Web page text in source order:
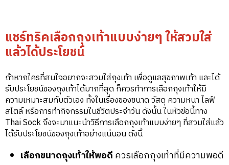
แชร์ทริคเลือกถุงเท้าแบบง่ายๆ ให้สวมใส่
แล้วได้ประโยชน์
ถ้าหากใครที่สนใจอยากจะสวมใส่ถุงเท้า เพื่อดูแลสุขภาพเท้า และได้
รับประโยชน์ของถุงเท้าได้มากที่สุด ก็ควรทำการเลือกถุงเท้าให้มี
ความเหมาะสมกับตัวเอง ทั้งในเรื่องของขนาด วัสดุ ความหนา ไลฟ์
สไตล์ หรือการทำกิจกรรมในชีวิตประจำวัน ดังนั้น ในหัวข้อนี้ทาง
Thai Sock จึงจะมาแนะนำวิธีการเลือกถุงเท้าแบบง่ายๆ ที่สวมใส่แล้ว
ได้รับประโยชน์ของถุงเท้าอย่างแน่นอน ดังนี้
เลือกขนาดถุงเท้าให้พอดี ควรเลือกถุงเท้าที่มีความพอดี